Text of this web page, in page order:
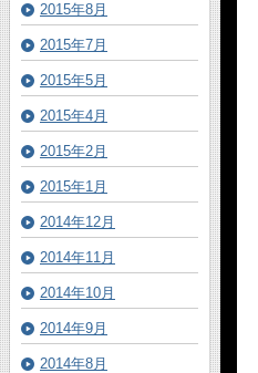
2015年8月
2015年7月
2015年5月
2015年4月
2015年2月
2015年1月
2014年12月
2014年11月
2014年10月
2014年9月
2014年8月